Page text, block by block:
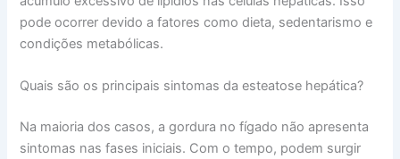
pode ocorrer devido a fatores como dieta, sedentarismo e
condições metabólicas.
Quais são os principais sintomas da esteatose hepática?
Na maioria dos casos, a gordura no fígado não apresenta
sintomas nas fases iniciais. Com o tempo, podem surgir